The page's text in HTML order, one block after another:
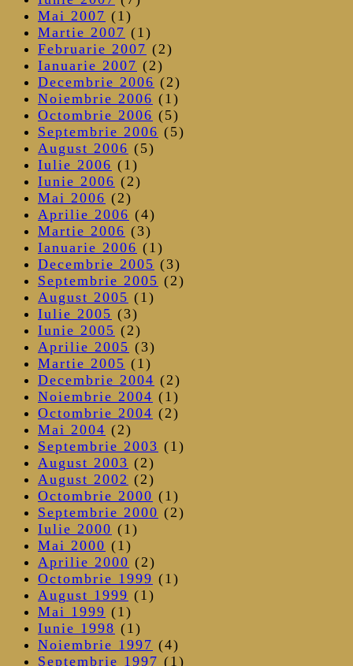
Mai 2007 (1)
Martie 2007 (1)
Februarie 2007 (2)
Ianuarie 2007 (2)
Decembrie 2006 (2)
Noiembrie 2006 (1)
Octombrie 2006 (5)
Septembrie 2006 (5)
August 2006 (5)
Iulie 2006 (1)
Iunie 2006 (2)
Mai 2006 (2)
Aprilie 2006 (4)
Martie 2006 (3)
Ianuarie 2006 (1)
Decembrie 2005 (3)
Septembrie 2005 (2)
August 2005 (1)
Iulie 2005 (3)
Iunie 2005 (2)
Aprilie 2005 (3)
Martie 2005 (1)
Decembrie 2004 (2)
Noiembrie 2004 (1)
Octombrie 2004 (2)
Mai 2004 (2)
Septembrie 2003 (1)
August 2003 (2)
August 2002 (2)
Octombrie 2000 (1)
Septembrie 2000 (2)
Iulie 2000 (1)
Mai 2000 (1)
Aprilie 2000 (2)
Octombrie 1999 (1)
August 1999 (1)
Mai 1999 (1)
Iunie 1998 (1)
Noiembrie 1997 (4)
Septembrie 1997 (1)